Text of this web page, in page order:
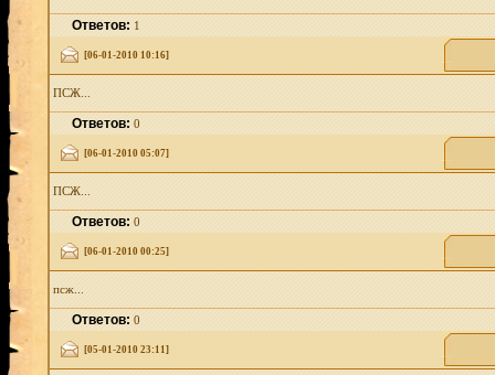
Ответов:1
[06-01-2010 10:16]
ПСЖ...
Ответов:0
[06-01-2010 05:07]
ПСЖ...
Ответов:0
[06-01-2010 00:25]
псж...
Ответов:0
[05-01-2010 23:11]